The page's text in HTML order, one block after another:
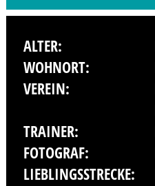
ALTER:
WOHNORT:
VEREIN:
TRAINER:
FOTOGRAF:
LIEBLINGSSTRECKE: